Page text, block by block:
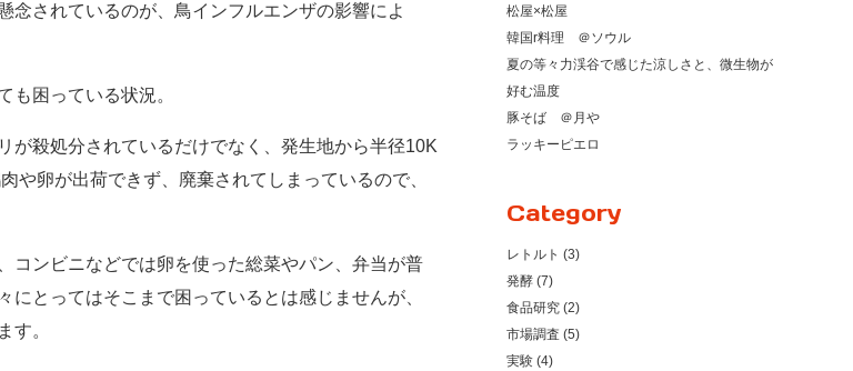
念されているのが、鳥インフルエンザの影響によ
も困っている状況。
が殺処分されているだけでなく、発生地から半径10K
や卵が出荷できず、廃棄されてしまっているので、
コンビニなどでは卵を使った総菜やパン、弁当が普
とってはそこまで困っているとは感じませんが、
す。
松屋×松屋
韓国r料理 ＠ソウル
夏の等々力渓谷で感じた涼しさと、微生物が
好む温度
豚そば ＠月や
ラッキーピエロ
Category
レトルト (3)
発酵 (7)
食品研究 (2)
市場調査 (5)
実験 (4)